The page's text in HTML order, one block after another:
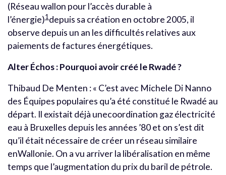
(Réseau wallon pour l’accès durable à
l’énergie)1 depuis sa création en octobre 2005, il
observe depuis un an les difficultés relatives aux
paiements de factures énergétiques.
Alter Échos : Pourquoi avoir créé le Rwadé ?
Thibaud De Menten : « C’est avec Michele Di Nanno
des Équipes populaires qu’a été constitué le Rwadé au
départ. Il existait déjà unecoordination gaz électricité
eau à Bruxelles depuis les années ’80 et on s’est dit
qu’il était nécessaire de créer un réseau similaire
enWallonie. On a vu arriver la libéralisation en même
temps que l’augmentation du prix du baril de pétrole.